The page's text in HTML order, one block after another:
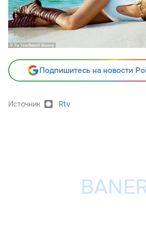
Подпишитесь на новости
Источник Rtv